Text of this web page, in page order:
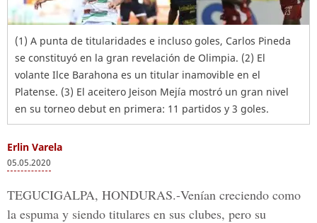
(1) A punta de titularidades e incluso goles, Carlos Pineda
se constituyó en la gran revelación de Olimpia. (2) El
volante Ilce Barahona es un titular inamovible en el
Platense. (3) El aceitero Jeison Mejía mostró un gran nivel
en su torneo debut en primera: 11 partidos y 3 goles.
Erlin Varela
05.05.2020
TEGUCIGALPA, HONDURAS.-Venían creciendo como
la espuma y siendo titulares en sus clubes, pero su